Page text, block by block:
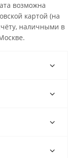
возможна
картой (на
наличными в